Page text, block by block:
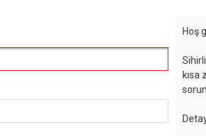
Hoş
kısa